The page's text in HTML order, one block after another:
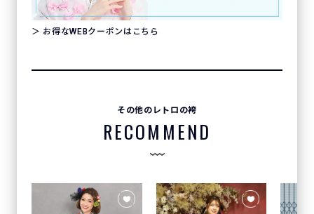
＞ お得なWEBクーポンはこちら
その他のレトロの袴
RECOMMEND